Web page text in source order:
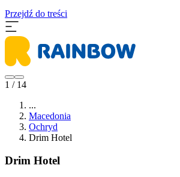
Przejdź do treści
1 / 14
...
Macedonia
Ochryd
Drim Hotel
Drim Hotel